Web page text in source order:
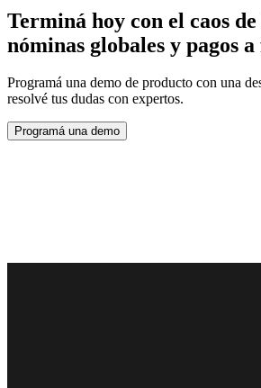
Terminá hoy con el caos
nóminas globales y pagos
Programá una demo de producto con una
resolvé tus dudas con expertos.
Programá una demo